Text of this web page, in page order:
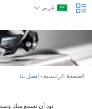
عربي
الصفحة الرئيسية - اتصل بنا
نود أن نسمع منك